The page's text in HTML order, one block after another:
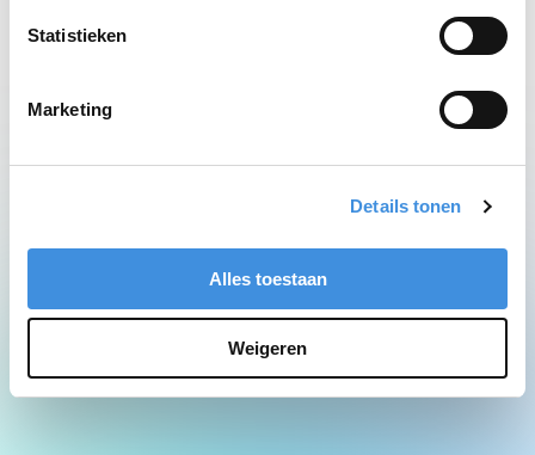
Statistieken
Marketing
Details tonen
Alles toestaan
Weigeren